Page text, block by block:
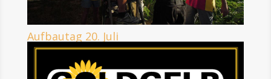
Aufbautag 20. Juli